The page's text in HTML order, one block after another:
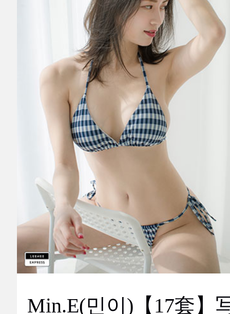
Min.E(민이)【17套】